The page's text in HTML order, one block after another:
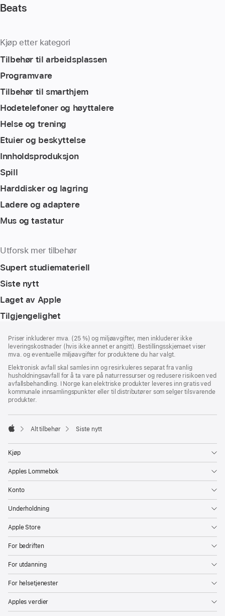
Beats
Kjøp etter kategori
Tilbehør til arbeidsplassen
Programvare
Tilbehør til smarthjem
Hodetelefoner og høyttalere
Helse og trening
Etuier og beskyttelse
Innholdsproduksjon
Spill
Harddisker og lagring
Ladere og adaptere
Mus og tastatur
Utforsk mer tilbehør
Supert studiemateriell
Siste nytt
Laget av Apple
Tilgjengelighet
Priser inkluderer mva. (25 %) og miljøavgifter, men inkluderer ikke
leveringskostnader (hvis ikke annet er angitt). Bestillingsskjemaet viser
mva. og eventuelle miljøavgifter for produktene du har valgt.
Elektronisk avfall skal samles inn og resirkuleres separat fra vanlig
husholdningsavfall for å ta vare på naturressurser og redusere risikoen ved
avfallsbehandling. I Norge kan elektriske produkter leveres inn gratis ved
kommunale innsamlingspunkter eller til distributører som selger tilsvarende
produkter.
Alt tilbehør Siste nytt
Kjøp
Apples Lommebok
Konto
Underholdning
Apple Store
For bedriften
For utdanning
For helsetjenester
Apples verdier